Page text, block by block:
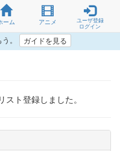
ーム アニメ
ユーザ登録
ログイン
。 ガイドを見る
スト登録しました。